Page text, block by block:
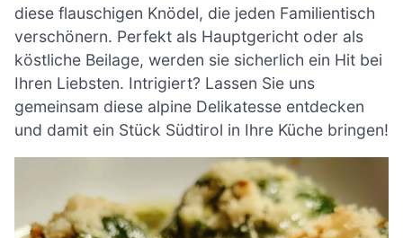
diese flauschigen Knödel, die jeden Familientisch
verschönern. Perfekt als Hauptgericht oder als
köstliche Beilage, werden sie sicherlich ein Hit bei
Ihren Liebsten. Intrigiert? Lassen Sie uns
gemeinsam diese alpine Delikatesse entdecken
und damit ein Stück Südtirol in Ihre Küche bringen!